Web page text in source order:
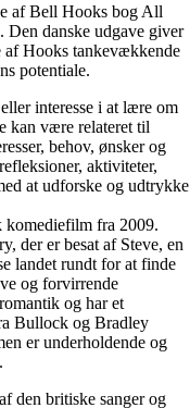
af Bell Hooks bog All
danske udgave giver
af Hooks tankevækkende
potentiale.
interesse i at lære om
kan være relateret til
behov, ønsker og
aktiviteter,
at udforske og udtrykke
komediefilm fra 2009.
der er besat af Steve, en
landet rundt for at finde
og forvirrende
og har et
Bullock og Bradley
er underholdende og
den britiske sanger og